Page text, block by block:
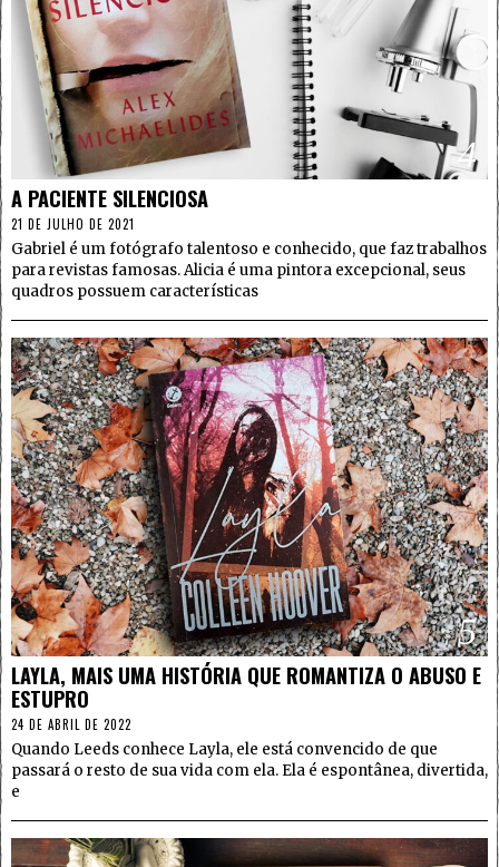
4
A PACIENTE SILENCIOSA
21 DE JULHO DE 2021
Gabriel é um fotógrafo talentoso e conhecido, que faz trabalhos
para revistas famosas. Alicia é uma pintora excepcional, seus
quadros possuem características
5
LAYLA, MAIS UMA HISTÓRIA QUE ROMANTIZA O ABUSO E
ESTUPRO
24 DE ABRIL DE 2022
Quando Leeds conhece Layla, ele está convencido de que
passará o resto de sua vida com ela. Ela é espontânea, divertida,
e